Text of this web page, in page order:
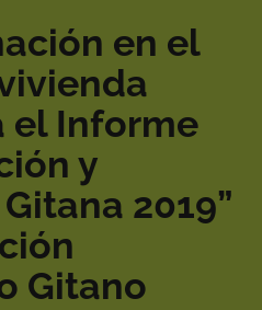
en el
el Informe
y
2019”
Gitano